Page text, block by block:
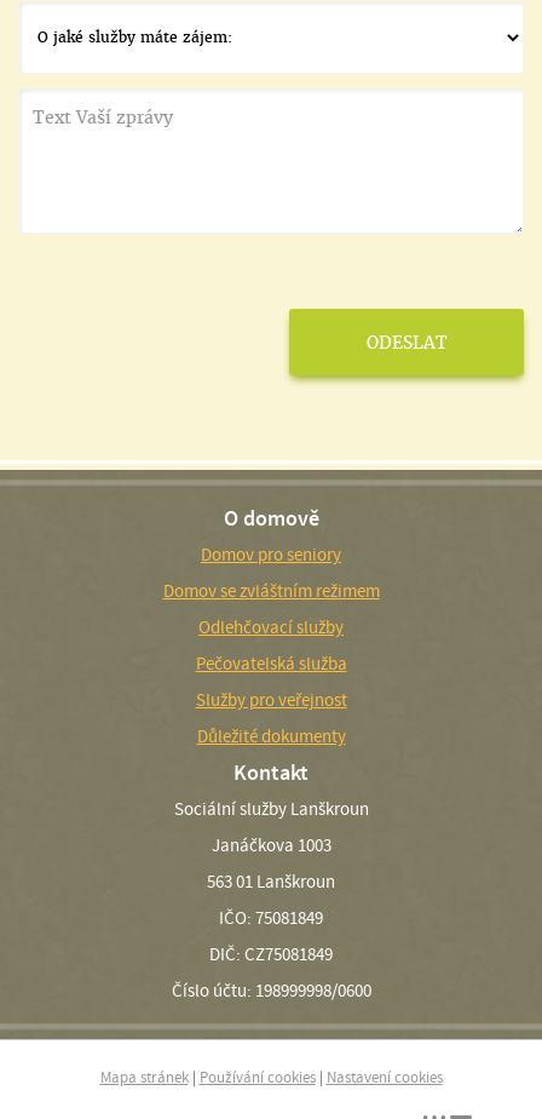
O domově
Domov pro seniory
Domov se zvláštním režimem
Odlehčovací služby
Pečovatelská služba
Služby pro veřejnost
Důležité dokumenty
Kontakt
Sociální služby Lanškroun
Janáčkova 1003
563 01 Lanškroun
IČO: 75081849
DIČ: CZ75081849
Číslo účtu: 198999998/0600
Mapa stránek| Používání cookies| Nastavení cookies